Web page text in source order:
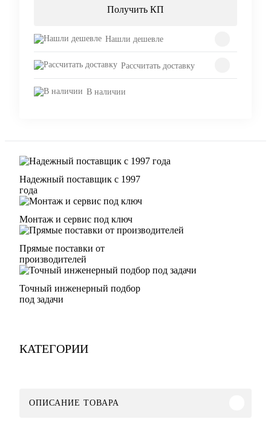
Получить КП
Нашли дешевле
Рассчитать доставку
В наличии
Надежный поставщик с 1997
года
Монтаж и сервис под ключ
Прямые поставки от
производителей
Точный инженерный подбор
под задачи
КАТЕГОРИИ
ОПИСАНИЕ ТОВАРА